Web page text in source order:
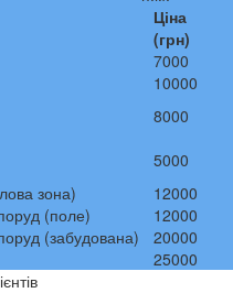
Ціна
(грн)
7000
10000
8000
5000
зона)
12000
(поле)
12000
(забудована)
20000
25000